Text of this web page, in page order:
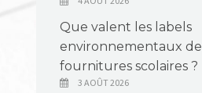
Que valent les labels
environnementaux
fournitures scolaires ?
3 AOÛT 2026